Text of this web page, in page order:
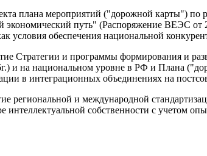
плана мероприятий ("дорожной карты") по
экономический путь" (Распоряжение ВЕЭС от
условия обеспечения национальной
Стратегии и программы формирования и
и на национальном уровне в РФ и Плана
в интеграционных объединениях на
региональной и международной
собственности с учетом